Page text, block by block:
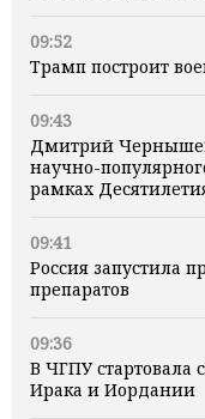
09:52
Трамп построит
09:43
Дмитрий
научно-
рамках
09:41
Россия запустила
препаратов
09:36
В ЧГПУ стартовала
Ирака и Иордании